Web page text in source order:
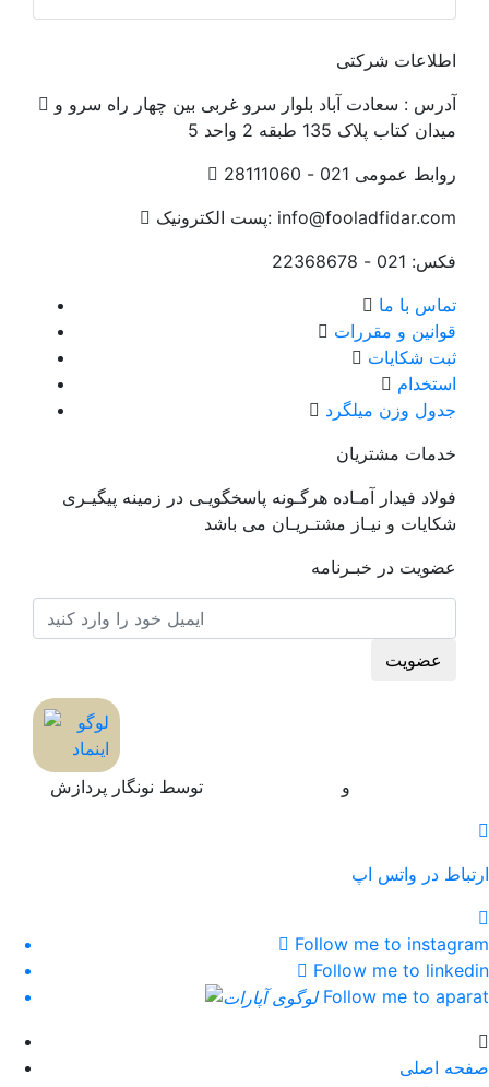
اطلاعات شرکتی
آدرس : سعادت آباد بلوار سرو غربی بین چهار راه سرو و
میدان کتاب پلاک 135 طبقه 2 واحد 5
روابط عمومی 021 - 28111060
پست الکترونیک: info@fooladfidar.com
فکس: 021 - 22368678
تماس با ما
قوانین و مقررات
ثبت شکایات
استخدام
جدول وزن ميلگرد
خدمات مشتریان
فولاد فیدار آمـاده هرگـونه پاسخگویـی در زمینه پیگیـری
شکایات و نیـاز مشتـریـان می باشد
عضویت در خبـرنامه
عضویت
و توسط نونگار پردازش
ارتباط در واتس اپ
Follow me to instagram
Follow me to linkedin
Follow me to aparat
صفحه اصلی